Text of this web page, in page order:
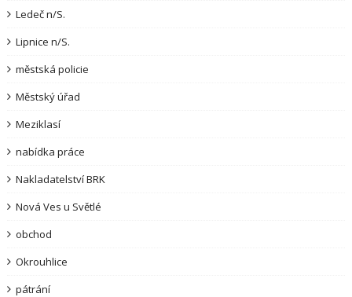
Ledeč n/S.
Lipnice n/S.
městská policie
Městský úřad
Meziklasí
nabídka práce
Nakladatelství BRK
Nová Ves u Světlé
obchod
Okrouhlice
pátrání